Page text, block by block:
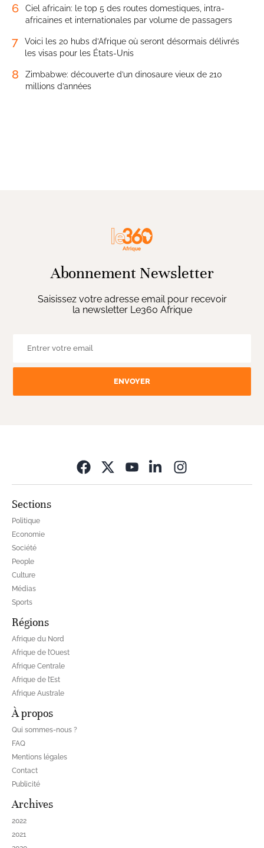
6
Ciel africain: le top 5 des routes domestiques, intra-
africaines et internationales par volume de passagers
7
Voici les 20 hubs d’Afrique où seront désormais délivrés
les visas pour les États-Unis
8
Zimbabwe: découverte d’un dinosaure vieux de 210
millions d’années
Abonnement Newsletter
Saisissez votre adresse email pour recevoir
la newsletter Le360 Afrique
ENVOYER
Sections
Politique
Economie
Société
People
Culture
Médias
Sports
Régions
Afrique du Nord
Afrique de l’Ouest
Afrique Centrale
Afrique de l’Est
Afrique Australe
À propos
Qui sommes-nous ?
FAQ
Mentions légales
Contact
Publicité
Archives
2022
2021